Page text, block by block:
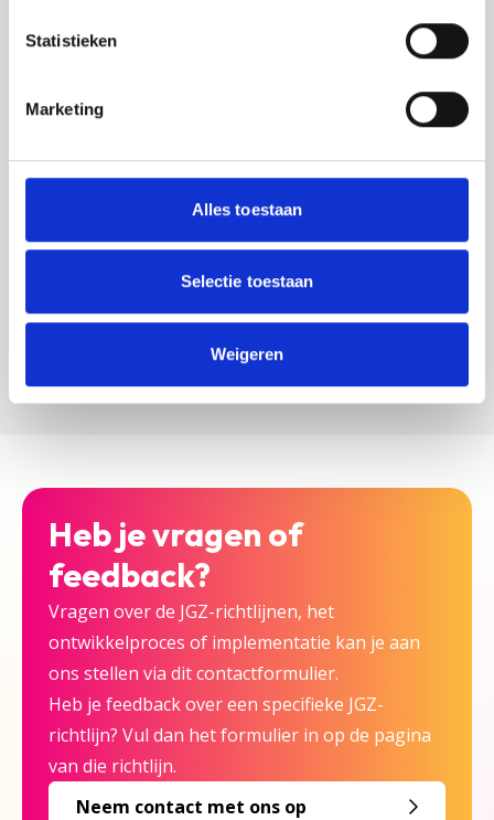
Statistieken
Marketing
Alles toestaan
Selectie toestaan
Weigeren
feedback meegenomen wordt met de
Ik ga akkoord dat mijn gegevens
worden gedeeld met de
zijn bij deze JGZ-richtlijn.
Versturen
Heb je vragen of
feedback?
Vragen over de JGZ-richtlijnen, het
ontwikkelproces of implementatie kan je aan
ons stellen via dit contactformulier.
Heb je feedback over een specifieke JGZ-
richtlijn? Vul dan het formulier in op de pagina
van die richtlijn.
Neem contact met ons op